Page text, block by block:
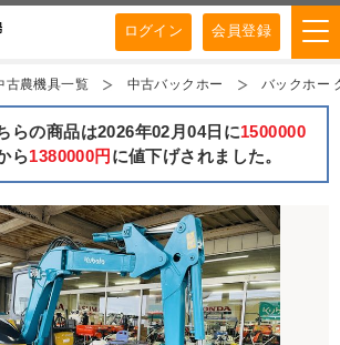
ログイン 会員登録
古農機具一覧 中古バックホー バックホー
らの商品は2026年02月04日に1500000
ら1380000円 に値下げされました。